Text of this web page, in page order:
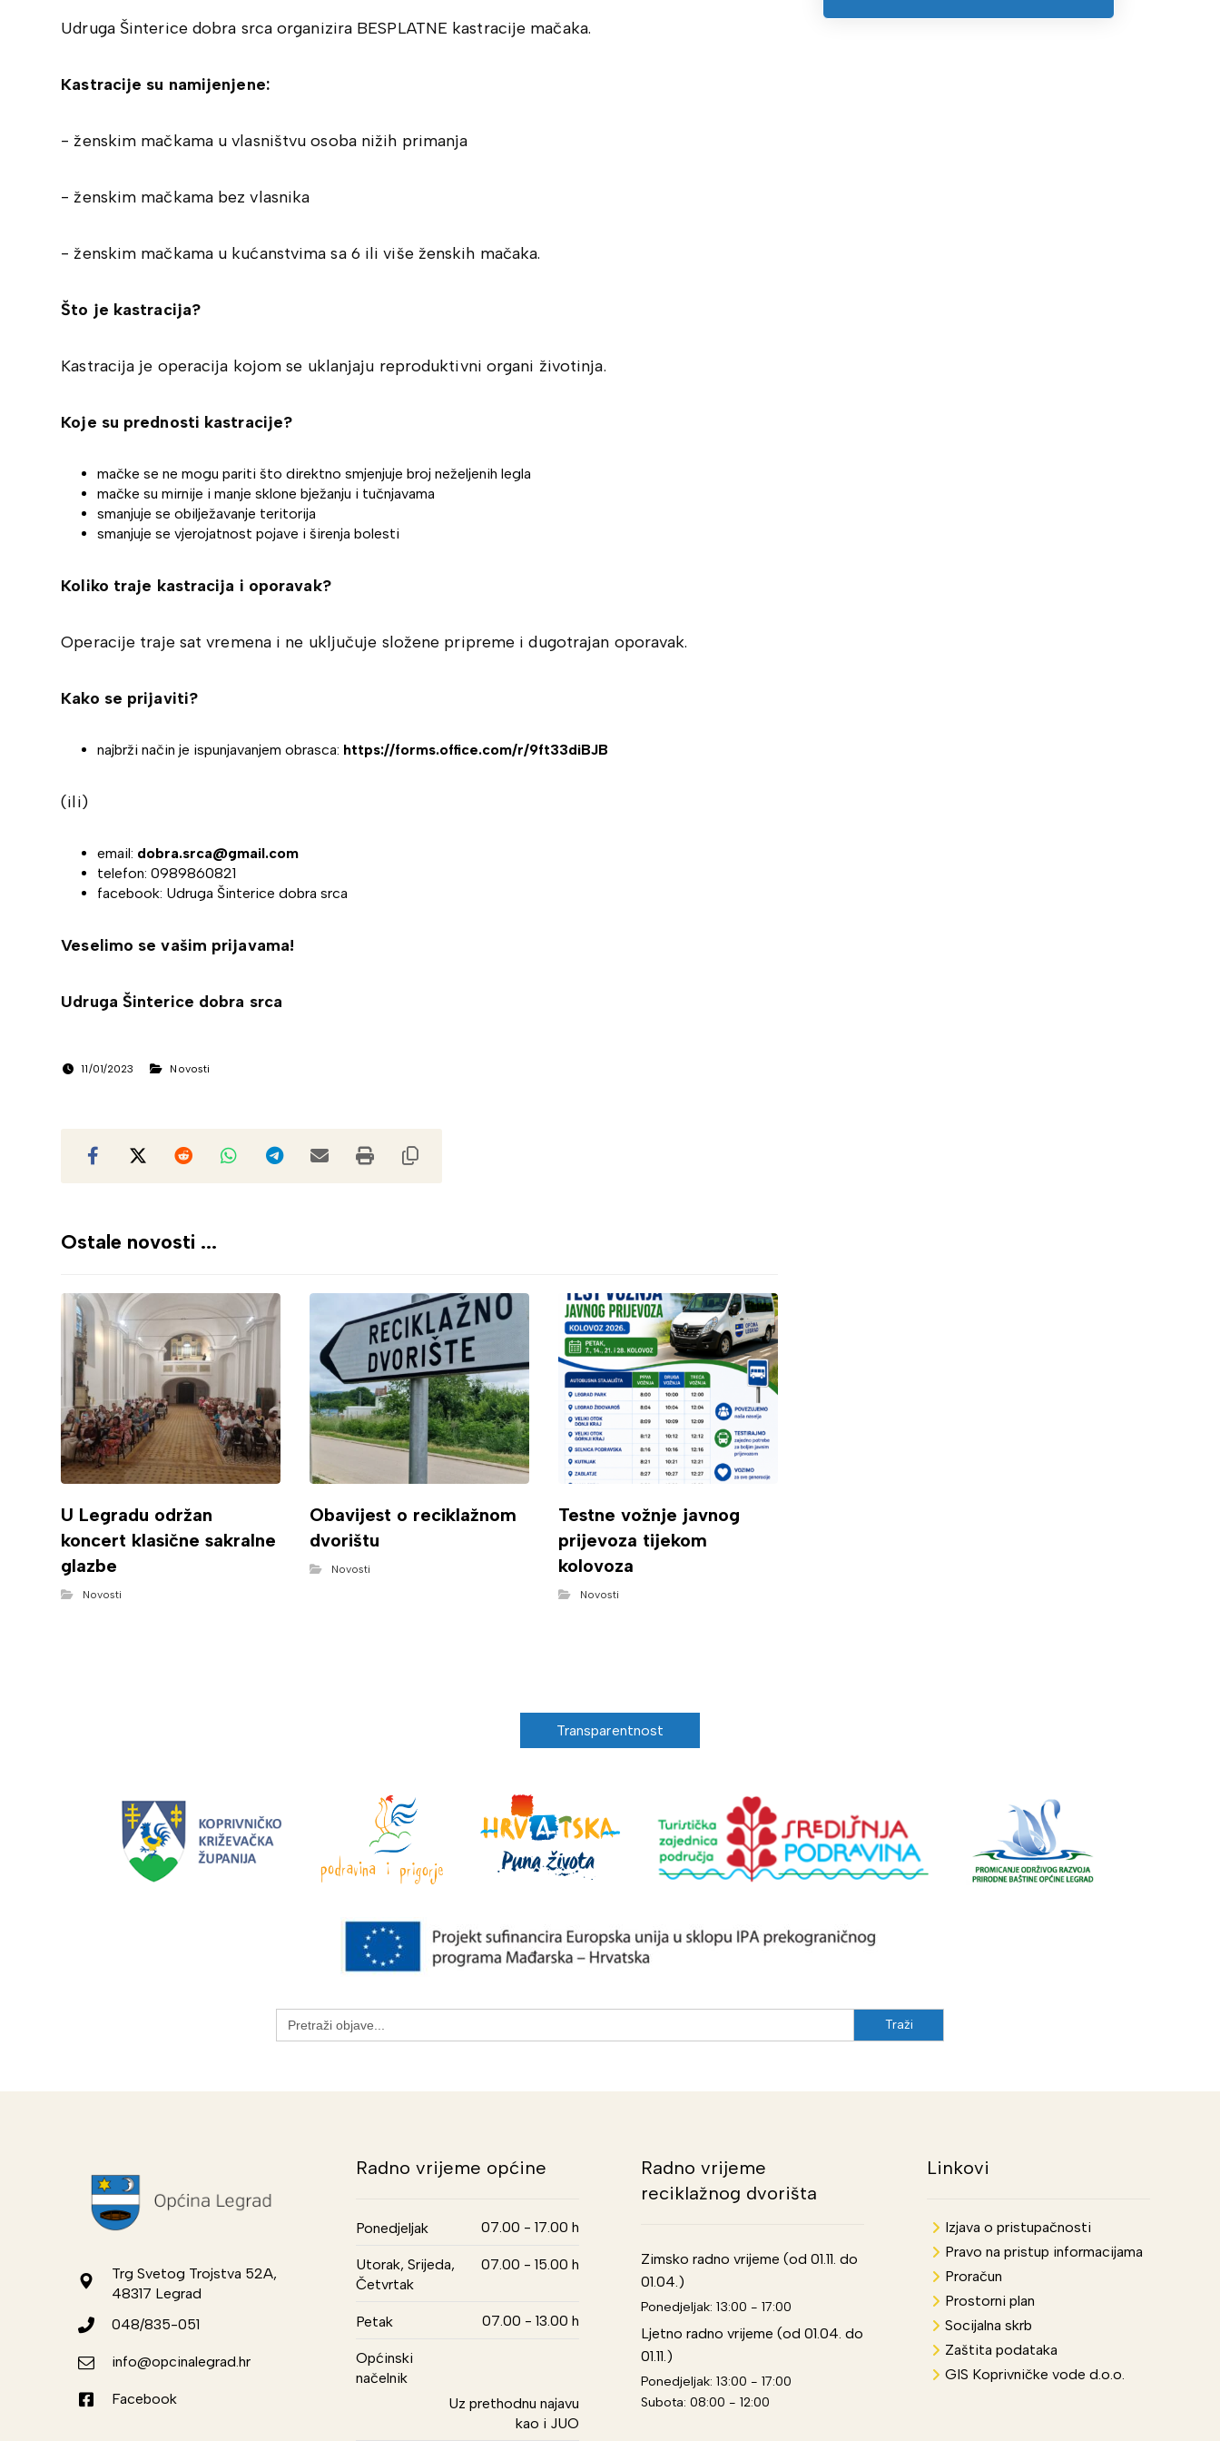
Udruga Šinterice dobra srca organizira BESPLATNE kastracije mačaka.
Kastracije su namijenjene:
- ženskim mačkama u vlasništvu osoba nižih primanja
- ženskim mačkama bez vlasnika
- ženskim mačkama u kućanstvima sa 6 ili više ženskih mačaka.
Što je kastracija?
Kastracija je operacija kojom se uklanjaju reproduktivni organi životinja.
Koje su prednosti kastracije?
mačke se ne mogu pariti što direktno smjenjuje broj neželjenih legla
mačke su mirnije i manje sklone bježanju i tučnjavama
smanjuje se obilježavanje teritorija
smanjuje se vjerojatnost pojave i širenja bolesti
Koliko traje kastracija i oporavak?
Operacije traje sat vremena i ne uključuje složene pripreme i dugotrajan oporavak.
Kako se prijaviti?
najbrži način je ispunjavanjem obrasca: https://forms.office.com/r/9ft33diBJB
(ili)
email: dobra.srca@gmail.com
telefon: 0989860821
facebook: Udruga Šinterice dobra srca
Veselimo se vašim prijavama!
Udruga Šinterice dobra srca
11/01/2023 Novosti
Ostale novosti ...
U Legradu održan
koncert klasične sakralne
glazbe
Novosti
Obavijest o reciklažnom
dvorištu
Novosti
Testne vožnje javnog
prijevoza tijekom
kolovoza
Novosti
Transparentnost
Search
for:
Trg Svetog Trojstva 52A,
48317 Legrad
048/835-051
info@opcinalegrad.hr
Facebook
Radno vrijeme općine
Ponedjeljak 07.00 - 17.00 h
Utorak, Srijeda,
Četvrtak
07.00 - 15.00 h
Petak 07.00 - 13.00 h
Općinski
načelnik
Uz prethodnu najavu
kao i JUO
Radno vrijeme
reciklažnog dvorišta
Zimsko radno vrijeme (od 01.11. do
01.04.)
Ponedjeljak: 13:00 - 17:00
Ljetno radno vrijeme (od 01.04. do
01.11.)
Ponedjeljak: 13:00 - 17:00
Subota: 08:00 - 12:00
Linkovi
Izjava o pristupačnosti
Pravo na pristup informacijama
Proračun
Prostorni plan
Socijalna skrb
Zaštita podataka
GIS Koprivničke vode d.o.o.